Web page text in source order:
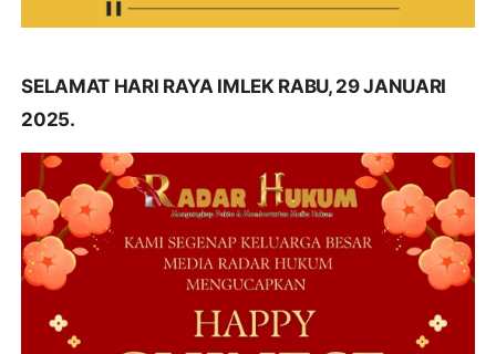
SELAMAT HARI RAYA IMLEK RABU, 29 JANUARI
2025.